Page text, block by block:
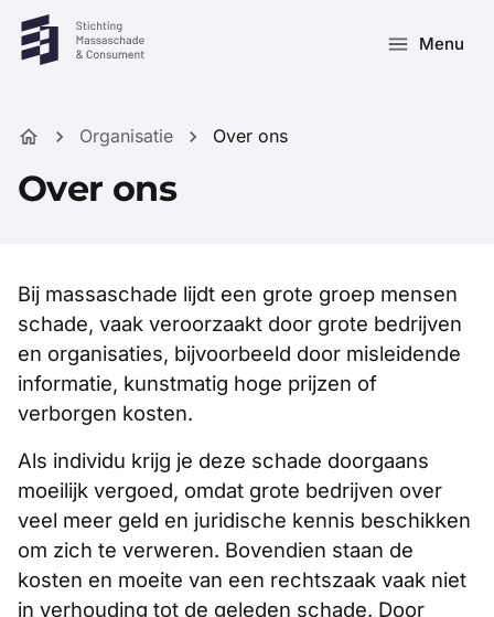
Menu
Organisatie Over ons
Over ons
Bij massaschade lijdt een grote groep mensen
schade, vaak veroorzaakt door grote bedrijven
en organisaties, bijvoorbeeld door misleidende
informatie, kunstmatig hoge prijzen of
verborgen kosten.
Als individu krijg je deze schade doorgaans
moeilijk vergoed, omdat grote bedrijven over
veel meer geld en juridische kennis beschikken
om zich te verweren. Bovendien staan de
kosten en moeite van een rechtszaak vaak niet
in verhouding tot de geleden schade. Door